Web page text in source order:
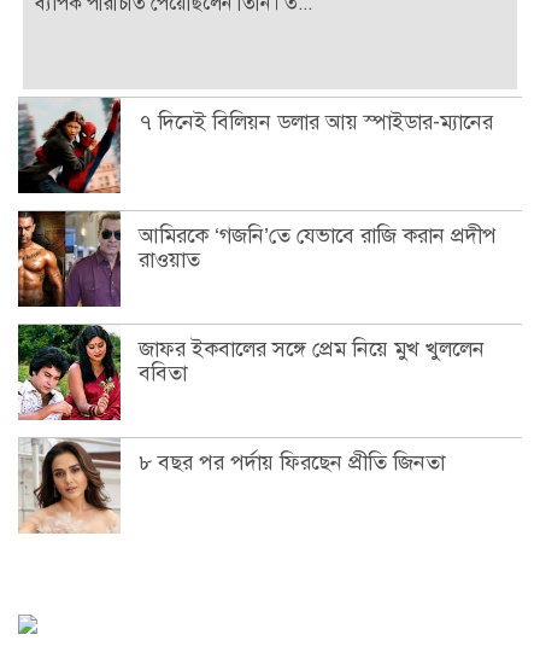
৭ দিনেই বিলিয়ন ডলার আয় স্পাইডার-ম্যানের
আমিরকে ‘গজনি’তে যেভাবে রাজি করান প্রদীপ
রাওয়াত
জাফর ইকবালের সঙ্গে প্রেম নিয়ে মুখ খুললেন
ববিতা
৮ বছর পর পর্দায় ফিরছেন প্রীতি জিনতা